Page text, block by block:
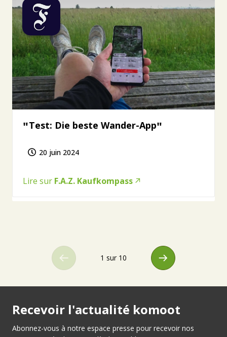
Test: Die beste Wander-App
20 juin 2024
Lire sur F.A.Z. Kaufkompass
1 sur 10
Recevoir l'actualité komoot
Abonnez-vous à notre espace presse pour recevoir nos